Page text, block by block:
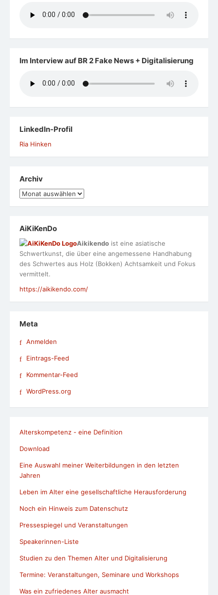
Im Interview auf BR 2 Fake News + Digitalisierung
LinkedIn-Profil
Ria Hinken
Archiv
Archiv
AiKiKenDo
Aikikendo ist eine asiatische
Schwertkunst, die über eine angemessene Handhabung
des Schwertes aus Holz (Bokken) Achtsamkeit und Fokus
vermittelt.
https://aikikendo.com/
Meta
Anmelden
Eintrags-Feed
Kommentar-Feed
WordPress.org
Alterskompetenz - eine Definition
Download
Eine Auswahl meiner Weiterbildungen in den letzten
Jahren
Leben im Alter eine gesellschaftliche Herausforderung
Noch ein Hinweis zum Datenschutz
Pressespiegel und Veranstaltungen
Speakerinnen-Liste
Studien zu den Themen Alter und Digitalisierung
Termine: Veranstaltungen, Seminare und Workshops
Was ein zufriedenes Alter ausmacht